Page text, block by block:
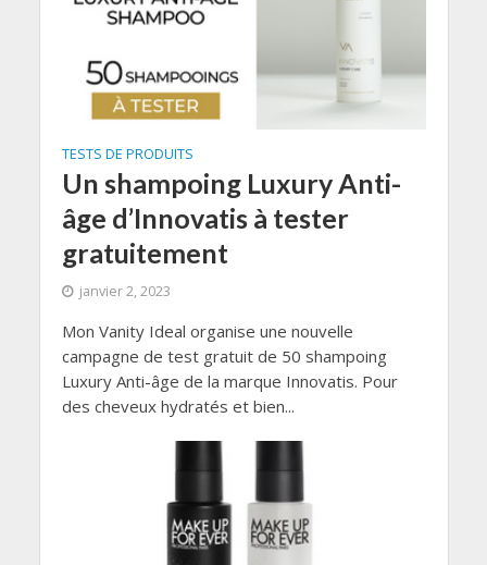
TESTS DE PRODUITS
Un shampoing Luxury Anti-
âge d’Innovatis à tester
gratuitement
janvier 2, 2023
Mon Vanity Ideal organise une nouvelle
campagne de test gratuit de 50 shampoing
Luxury Anti-âge de la marque Innovatis. Pour
des cheveux hydratés et bien...